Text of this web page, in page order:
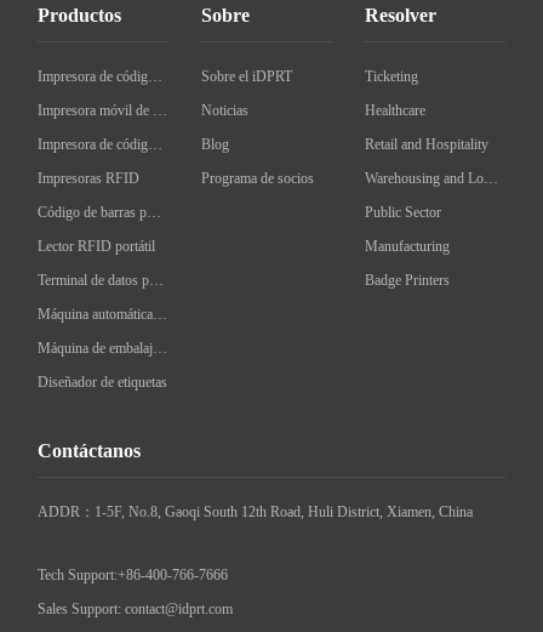
Productos
Impresora de código de barras de escritorio
Impresora móvil de código de barras
Impresora de código de barras Industrial
Impresoras RFID
Código de barras portátil
Lector RFID portátil
Terminal de datos portátil
Máquina automática de etiquetado
Máquina de embalaje inteligente
Diseñador de etiquetas
Sobre
Sobre el iDPRT
Noticias
Blog
Programa de socios
Resolver
Ticketing
Healthcare
Retail and Hospitality
Warehousing and Logistics
Public Sector
Manufacturing
Badge Printers
Contáctanos
ADDR：1-5F, No.8, Gaoqi South 12th Road, Huli District, Xiamen, China
Tech Support:+86-400-766-7666
Sales Support: contact@idprt.com